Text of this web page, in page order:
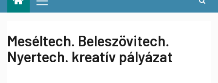
Meséltech. Beleszövitech.
Nyertech. kreatív pályázat